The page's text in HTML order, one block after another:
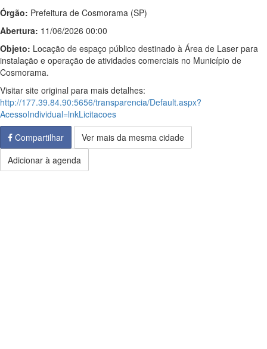
Órgão: Prefeitura de Cosmorama (SP)
Abertura: 11/06/2026 00:00
Objeto: Locação de espaço público destinado à Área de Laser para
instalação e operação de atividades comerciais no Município de
Cosmorama.
Visitar site original para mais detalhes:
http://177.39.84.90:5656/transparencia/Default.aspx?
AcessoIndividual=lnkLicitacoes
Compartilhar
Ver mais da mesma cidade
Adicionar à agenda